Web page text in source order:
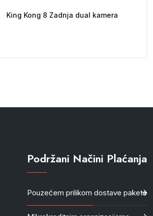
King Kong 8 Zadnja dual kamera
Podržani Načini Plaćanja
Pouzećem prilikom dostave paketa